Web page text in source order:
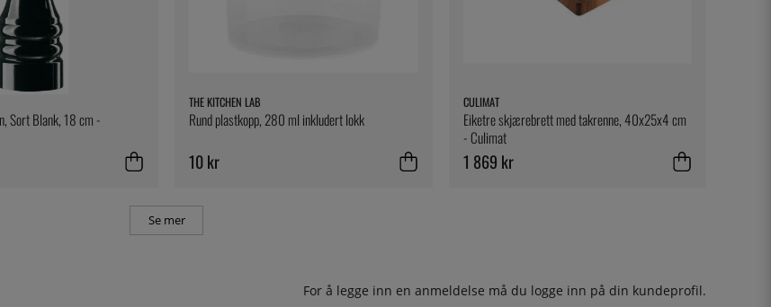
Sort Blank, 18 cm -
THE KITCHEN LAB
Rund plastkopp, 280 ml inkludert lokk
10 kr
CULIMAT
Eiketre skjærebrett med takrenne, 40x25x4 cm
- Culimat
1 869 kr
Se mer
For å legge inn en anmeldelse må du logge inn på din kundeprofil.